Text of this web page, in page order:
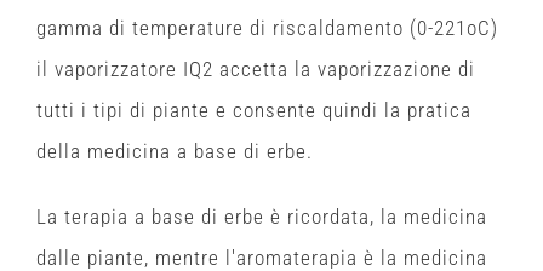
gamma di temperature di riscaldamento (0-221oC)
il vaporizzatore IQ2 accetta la vaporizzazione di
tutti i tipi di piante e consente quindi la pratica
della medicina a base di erbe.
La terapia a base di erbe è ricordata, la medicina
dalle piante, mentre l'aromaterapia è la medicina